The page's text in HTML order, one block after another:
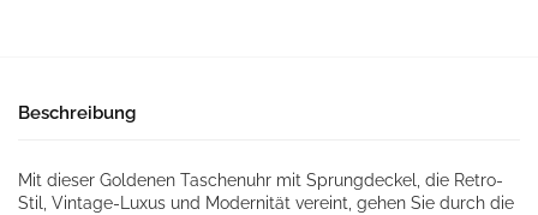
Beschreibung
Mit dieser Goldenen Taschenuhr mit Sprungdeckel, die Retro-
Stil, Vintage-Luxus und Modernität vereint, gehen Sie durch die